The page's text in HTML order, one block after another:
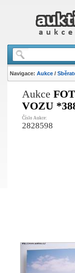
Navigace: Aukce/
Aukce
VOZU
Číslo Aukce:
2828598